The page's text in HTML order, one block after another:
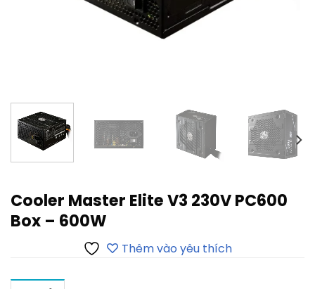
Cooler Master Elite V3 230V PC600
Box – 600W
Thêm vào yêu thích